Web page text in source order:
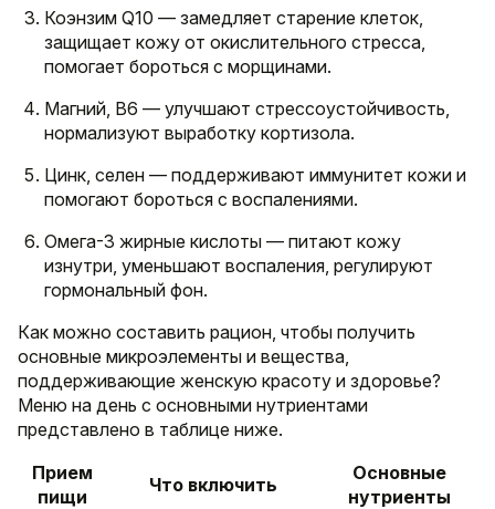
Коэнзим Q10 — замедляет старение клеток,
защищает кожу от окислительного стресса,
помогает бороться с морщинами.
Магний, B6 — улучшают стрессоустойчивость,
нормализуют выработку кортизола.
Цинк, селен — поддерживают иммунитет кожи и
помогают бороться с воспалениями.
Омега-3 жирные кислоты — питают кожу
изнутри, уменьшают воспаления, регулируют
гормональный фон.
Как можно составить рацион, чтобы получить
основные микроэлементы и вещества,
поддерживающие женскую красоту и здоровье?
Меню на день с основными нутриентами
представлено в таблице ниже.
Прием
пищи
Что включить
Основные
нутриенты